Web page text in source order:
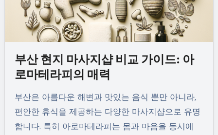
부산 현지 마사지샵 비교 가이드: 아
로마테라피의 매력
부산은 아름다운 해변과 맛있는 음식 뿐만 아니라,
편안한 휴식을 제공하는 다양한 마사지샵으로 유명
합니다. 특히 아로마테라피는 몸과 마음을 동시에